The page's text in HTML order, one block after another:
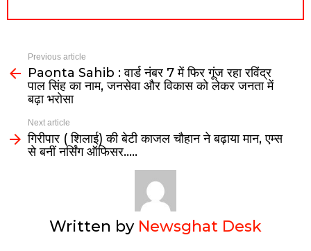
Previous article
Paonta Sahib : वार्ड नंबर 7 में फिर गूंज रहा रविंद्र
पाल सिंह का नाम, जनसेवा और विकास को लेकर जनता में
बढ़ा भरोसा
Next article
गिरीपार ( शिलाई) की बेटी काजल चौहान ने बढ़ाया मान, एम्स
से बनीं नर्सिंग ऑफिसर…..
Written by Newsghat Desk